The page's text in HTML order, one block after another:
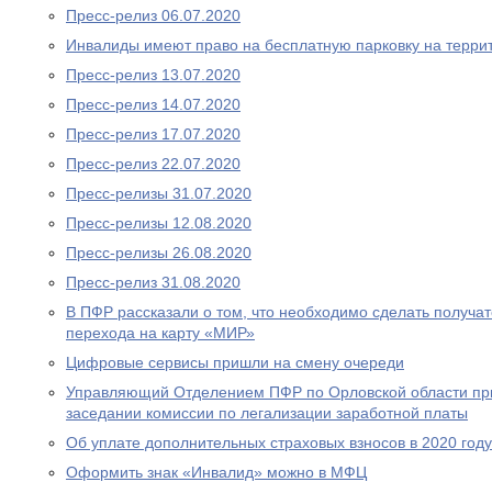
Пресс-релиз 06.07.2020
Инвалиды имеют право на бесплатную парковку на
Пресс-релиз 13.07.2020
Пресс-релиз 14.07.2020
Пресс-релиз 17.07.2020
Пресс-релиз 22.07.2020
Пресс-релизы 31.07.2020
Пресс-релизы 12.08.2020
Пресс-релизы 26.08.2020
Пресс-релиз 31.08.2020
В ПФР рассказали о том, что необходимо сделать
перехода на карту «МИР»
Цифровые сервисы пришли на смену очереди
Управляющий Отделением ПФР по Орловской области
заседании комиссии по легализации заработной платы
Об уплате дополнительных страховых взносов в 2020 году
Оформить знак «Инвалид» можно в МФЦ